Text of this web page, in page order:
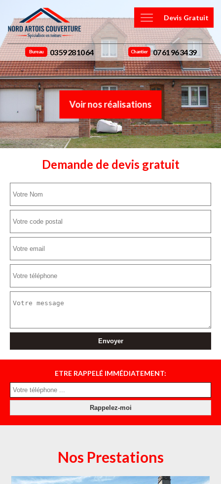
Devis Gratuit
Bureau 03 59 28 10 64 Chantier 07 61 96 34 39
Voir nos réalisations
Demande de devis gratuit
ETRE RAPPELÉ IMMÉDIATEMENT:
Nos Prestations